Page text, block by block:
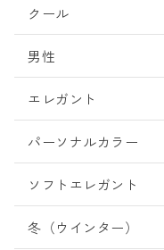
クール
男性
エレガント
パーソナルカラー
ソフトエレガント
冬（ウインター）